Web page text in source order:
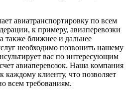
авиатранспортировку по всем
к примеру, авиаперевозки
также ближнее и дальнее
необходимо позвонить нашему
вас по интересующим
авиаперевозок. Наша компания
каждому клиенту, что позволяет
всем требованиям.